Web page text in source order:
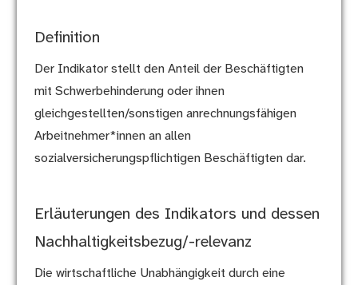
Definition
Der Indikator stellt den Anteil der Beschäftigten
mit Schwerbehinderung oder ihnen
gleichgestellten/sonstigen anrechnungsfähigen
Arbeitnehmer*innen an allen
sozialversicherungspflichtigen Beschäftigten dar.
Erläuterungen des Indikators und dessen
Nachhaltigkeitsbezug/-relevanz
Die wirtschaftliche Unabhängigkeit durch eine